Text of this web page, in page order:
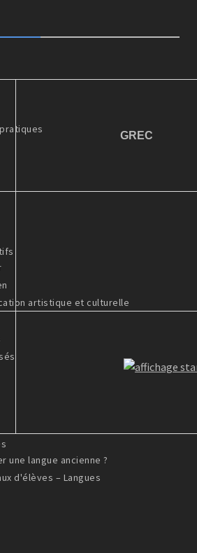
GREC
artistique et culturelle
une langue ancienne ?
d'élèves – Langues